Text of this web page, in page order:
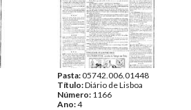
Pasta:05742.006.01448
Título:Diário de Lisboa
Número: 1166
Ano:4